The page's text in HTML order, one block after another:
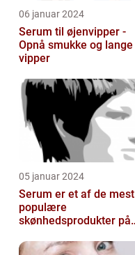
06 januar 2024
Serum til øjenvipper -
Opnå smukke og lange
vipper
05 januar 2024
Serum er et af de mest
populære
skønhedsprodukter på
ansigt er en vigtig de...